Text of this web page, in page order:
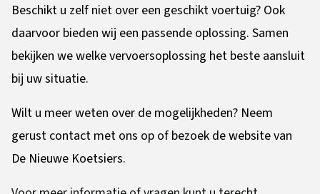
Beschikt u zelf niet over een geschikt voertuig? Ook
daarvoor bieden wij een passende oplossing. Samen
bekijken we welke vervoersoplossing het beste aansluit
bij uw situatie.
Wilt u meer weten over de mogelijkheden? Neem
gerust contact met ons op of bezoek de website van
De Nieuwe Koetsiers.